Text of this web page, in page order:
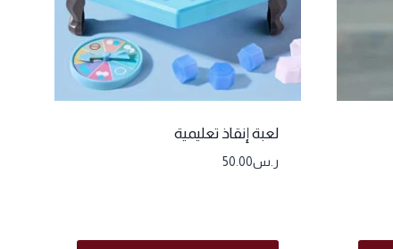
لعبة إنقاذ تعليمية
ر.س50.00